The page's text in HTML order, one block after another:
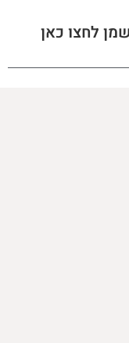
לחצו כאן